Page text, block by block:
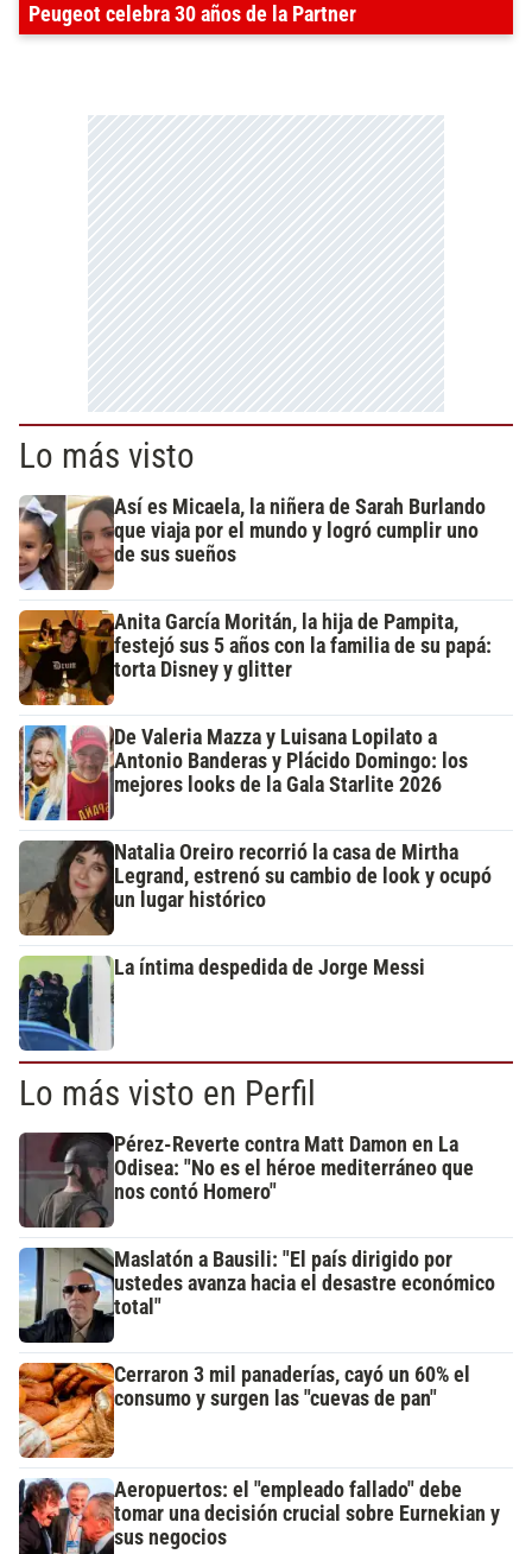
Peugeot celebra 30 años de la Partner
Lo más visto
Así es Micaela, la niñera de Sarah Burlando
que viaja por el mundo y logró cumplir uno
de sus sueños
Anita García Moritán, la hija de Pampita,
festejó sus 5 años con la familia de su papá:
torta Disney y glitter
De Valeria Mazza y Luisana Lopilato a
Antonio Banderas y Plácido Domingo: los
mejores looks de la Gala Starlite 2026
Natalia Oreiro recorrió la casa de Mirtha
Legrand, estrenó su cambio de look y ocupó
un lugar histórico
La íntima despedida de Jorge Messi
Lo más visto en Perfil
Pérez-Reverte contra Matt Damon en La
Odisea: "No es el héroe mediterráneo que
nos contó Homero"
Maslatón a Bausili: "El país dirigido por
ustedes avanza hacia el desastre económico
total"
Cerraron 3 mil panaderías, cayó un 60% el
consumo y surgen las "cuevas de pan"
Aeropuertos: el "empleado fallado" debe
tomar una decisión crucial sobre Eurnekian y
sus negocios